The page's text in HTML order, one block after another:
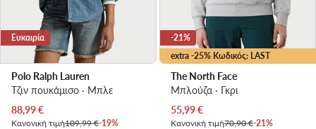
Ευκαιρία
Polo Ralph Lauren
Τζιν πουκάμισο · Μπλε
Τρέχουσα τιμή
88,99€
Κανονική τιμή109,99 €-19%
extra -25% Κωδικός: LAST
-21%
The North Face
Μπλούζα · Γκρι
Τρέχουσα τιμή
55,99€
Κανονική τιμή70,90 €-21%